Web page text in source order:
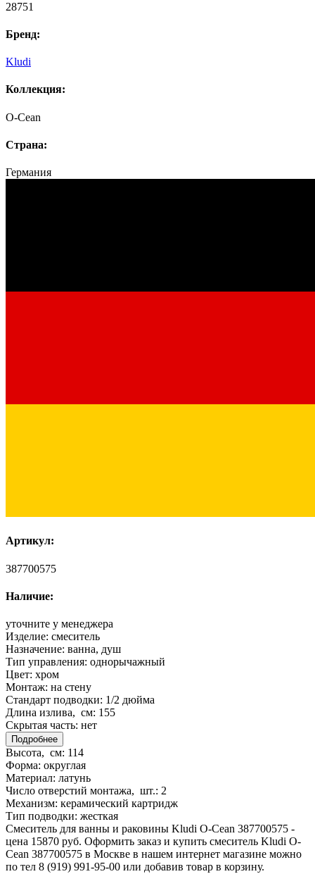
28751
Бренд:
Kludi
Коллекция:
O-Cean
Страна:
Германия
Артикул:
387700575
Наличие:
уточните у менеджера
Изделие: смеситель
Назначение: ванна, душ
Тип управления: однорычажный
Цвет: хром
Монтаж: на стену
Стандарт подводки: 1/2 дюйма
Длина излива, см: 155
Скрытая часть: нет
Подробнее
Высота, см: 114
Форма: округлая
Материал: латунь
Число отверстий монтажа, шт.: 2
Механизм: керамический картридж
Тип подводки: жесткая
Смеситель для ванны и раковины Kludi O-Cean 387700575 -
цена 15870 руб. Оформить заказ и купить смеситель Kludi O-
Cean 387700575 в Москве в нашем интернет магазине можно
по тел 8 (919) 991-95-00 или добавив товар в корзину.